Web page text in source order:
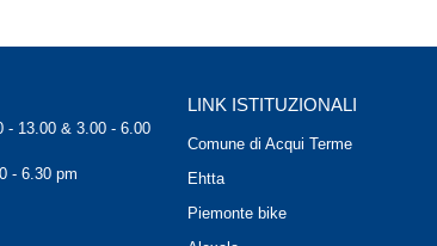
- 13.00 & 3.00 - 6.00
- 6.30 pm
LINK ISTITUZIONALI
Comune di Acqui Terme
Ehtta
Piemonte bike